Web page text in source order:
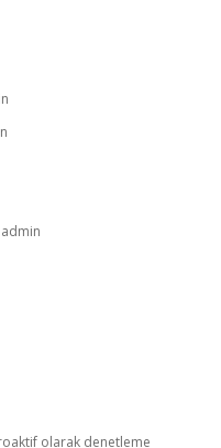
admin
olarak denetleme